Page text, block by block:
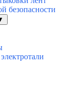
безопасности